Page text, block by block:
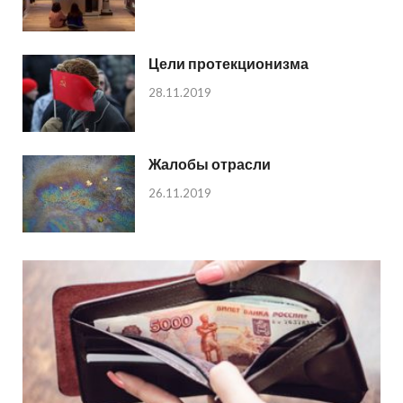
Цели протекционизма
28.11.2019
Жалобы отрасли
26.11.2019